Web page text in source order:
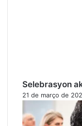
Selebrasyon
21 de março de